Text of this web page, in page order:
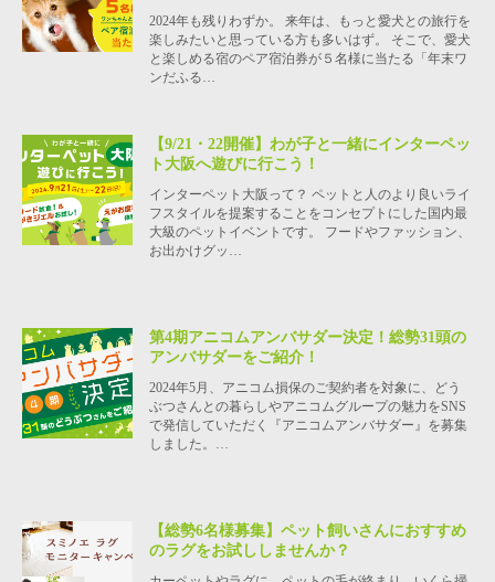
2024年も残りわずか。 来年は、もっと愛犬との旅行を
楽しみたいと思っている方も多いはず。 そこで、愛犬
と楽しめる宿のペア宿泊券が５名様に当たる「年末ワ
ンだふる…
【9/21・22開催】わが子と一緒にインターペッ
ト大阪へ遊びに行こう！
インターペット大阪って？ ペットと人のより良いライ
フスタイルを提案することをコンセプトにした国内最
大級のペットイベントです。 フードやファッション、
お出かけグッ…
第4期アニコムアンバサダー決定！総勢31頭の
アンバサダーをご紹介！
2024年5月、アニコム損保のご契約者を対象に、どう
ぶつさんとの暮らしやアニコムグループの魅力をSNS
で発信していただく『アニコムアンバサダー』を募集
しました。…
【総勢6名様募集】ペット飼いさんにおすすめ
のラグをお試ししませんか？